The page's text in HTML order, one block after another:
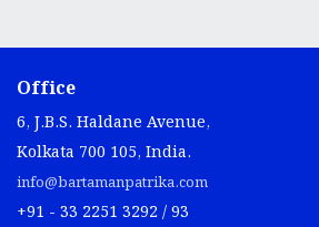
Office
6, J.B.S. Haldane Avenue,
Kolkata 700 105, India.
info@bartamanpatrika.com
+91 - 33 2251 3292 / 93